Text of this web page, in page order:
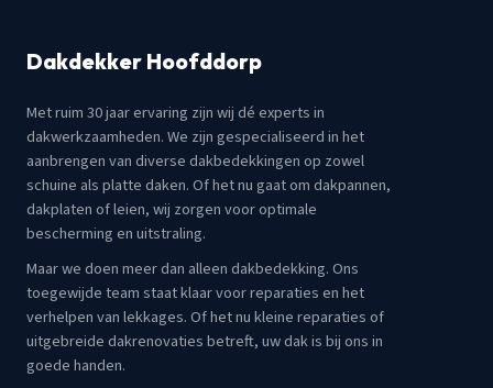
Dakdekker Hoofddorp
Met ruim 30 jaar ervaring zijn wij dé experts in
dakwerkzaamheden. We zijn gespecialiseerd in het
aanbrengen van diverse dakbedekkingen op zowel
schuine als platte daken. Of het nu gaat om dakpannen,
dakplaten of leien, wij zorgen voor optimale
bescherming en uitstraling.
Maar we doen meer dan alleen dakbedekking. Ons
toegewijde team staat klaar voor reparaties en het
verhelpen van lekkages. Of het nu kleine reparaties of
uitgebreide dakrenovaties betreft, uw dak is bij ons in
goede handen.